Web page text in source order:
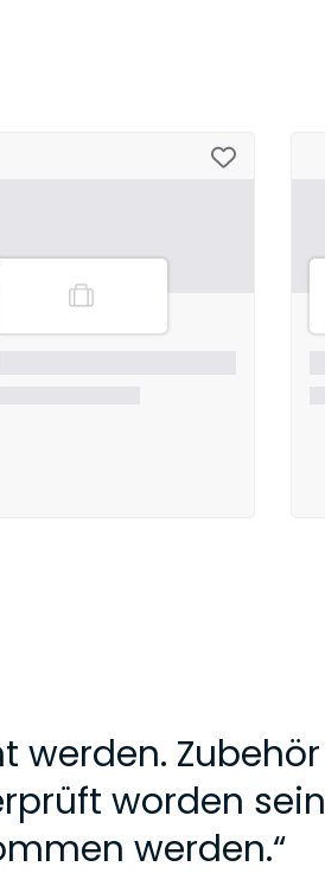
werden. Zubehör
worden sein
werden.“